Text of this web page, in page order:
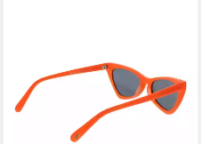
38,95 €
47,00 €
-17%
lieferbar - in 2-3 Werktagen bei dir